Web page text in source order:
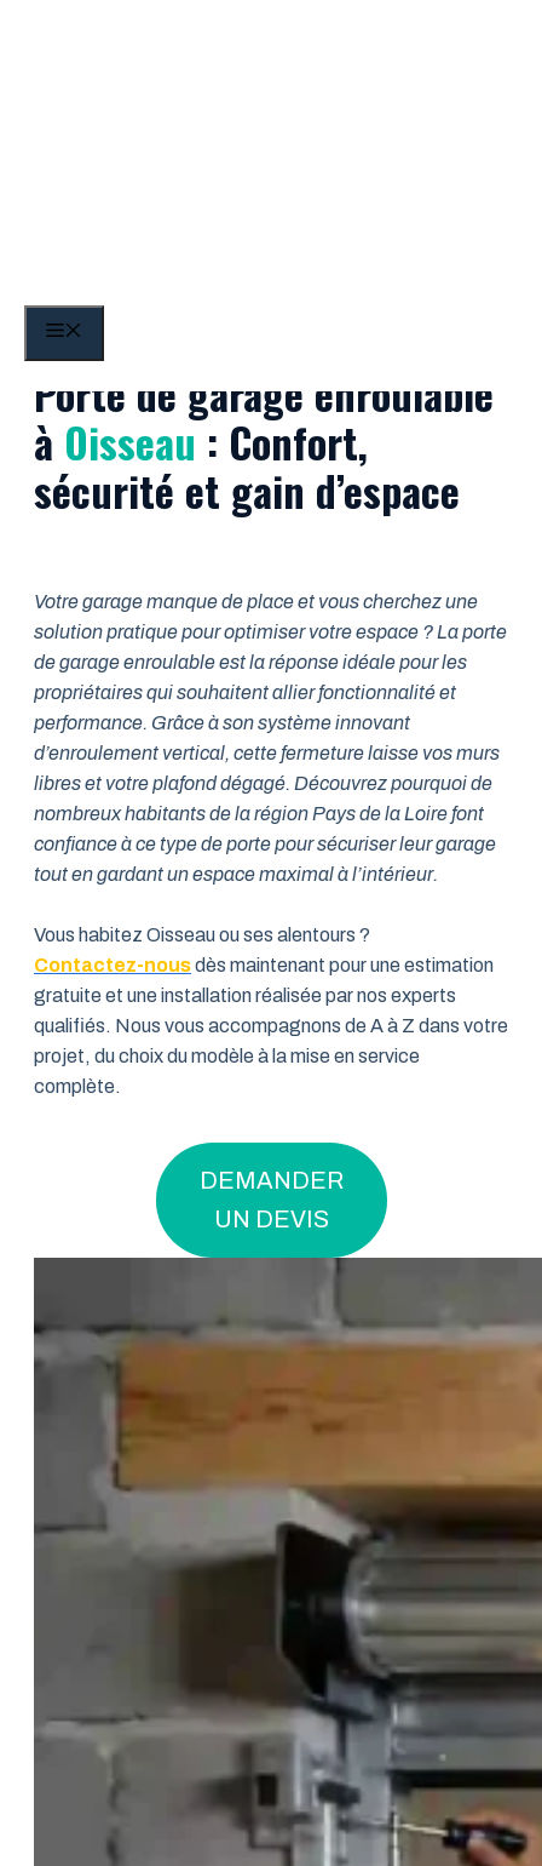
Porte de garage enroulable
à Oisseau: Confort,
sécurité et gain d’espace
Votre garage manque de place et vous cherchez une
solution pratique pour optimiser votre espace ? La porte
de garage enroulable est la réponse idéale pour les
propriétaires qui souhaitent allier fonctionnalité et
performance. Grâce à son système innovant
d’enroulement vertical, cette fermeture laisse vos murs
libres et votre plafond dégagé. Découvrez pourquoi de
nombreux habitants de la région Pays de la Loire font
confiance à ce type de porte pour sécuriser leur garage
tout en gardant un espace maximal à l’intérieur.
Vous habitez Oisseau ou ses alentours ?
Contactez-nousdès maintenant pour une estimation
gratuite et une installation réalisée par nos experts
qualifiés. Nous vous accompagnons de A à Z dans votre
projet, du choix du modèle à la mise en service
complète.
DEMANDER
UN DEVIS